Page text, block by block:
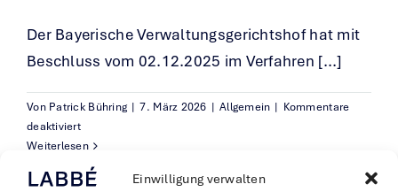
Einwilligung verwalten
Der Bayerische Verwaltungsgerichtshof hat mit
Beschluss vom 02.12.2025 im Verfahren [...]
Von Patrick Bühring | 7. März 2026 | Allgemein | Kommentare
deaktiviertfür
Sieg
gegen
planerische
Weiterlesen